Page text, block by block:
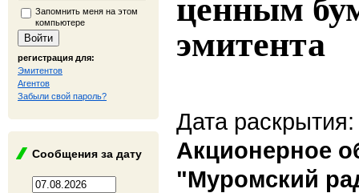
Запомнить меня на этом
компьютере
регистрация для:
Эмитентов
Агентов
Забыли свой пароль?
Сообщения за дату
ценным
эмитента
Дата
Акционерное
"Муромский